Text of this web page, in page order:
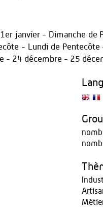
janvier - Dimanche de
- Lundi de
- 24 décembre - 25